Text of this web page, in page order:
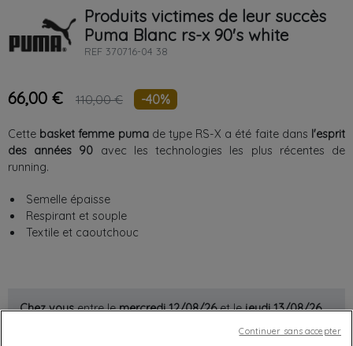
Produits victimes de leur succès
Puma Blanc rs-x 90's white
REF 370716-04 38
66,00 € 110,00 € -40%
Cette basket femme pumade type RS-X a été faite dans l'esprit
des années 90 avec les technologies les plus récentes de
running.
Semelle épaisse
Respirant et souple
Textile et caoutchouc
Chez vousentre lemercredi 12/08/26et lejeudi 13/08/26
Continuer sans accepter